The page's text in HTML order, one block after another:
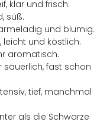
klar und frisch.
süß.
und blumig.
leicht und köstlich.
aromatisch.
säuerlich, fast schon
tief, manchmal
als die Schwarze